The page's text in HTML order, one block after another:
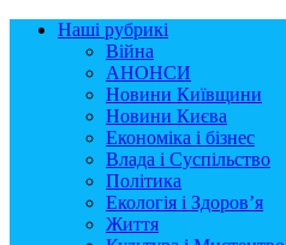
Наші рубрикі
Війна
АНОНСИ
Новини Київщини
Новини Києва
Економіка і бізнес
Влада і Суспільство
Політика
Екологія і Здоров’я
Життя